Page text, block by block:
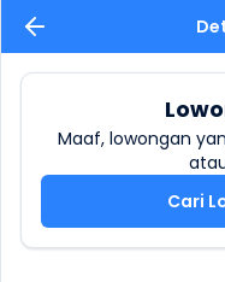
Maaf, lowongan
Cari